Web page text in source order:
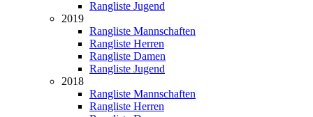
Rangliste Jugend
2019
Rangliste Mannschaften
Rangliste Herren
Rangliste Damen
Rangliste Jugend
2018
Rangliste Mannschaften
Rangliste Herren